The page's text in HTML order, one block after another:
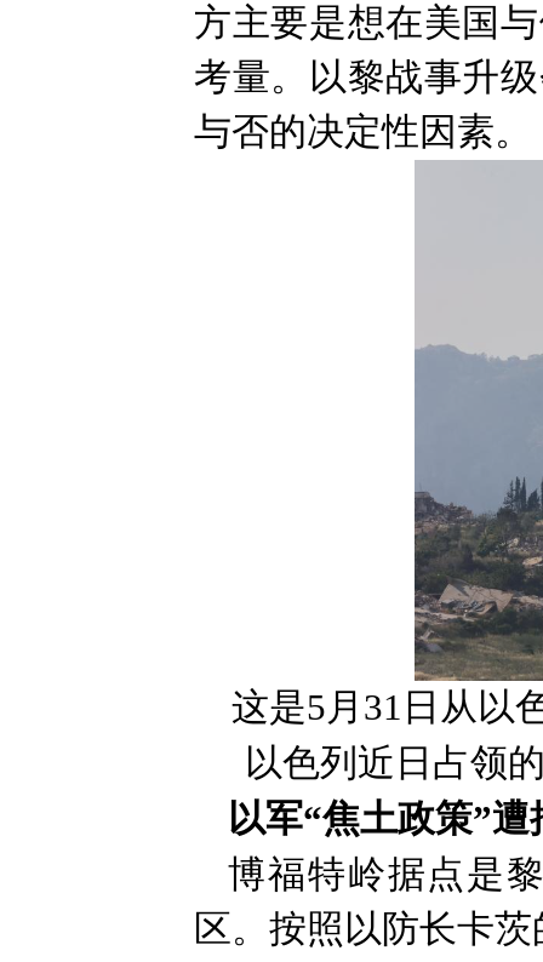
方主要是想在美国
考量。以黎战事升
与否的决定性因素。
这是5月31日从以
以色列近日占领
以军“焦土政策”遭
博福特岭据点是
区。按照以防长卡